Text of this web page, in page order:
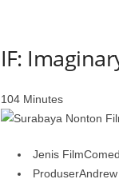
IF:
104 Minutes
Jenis